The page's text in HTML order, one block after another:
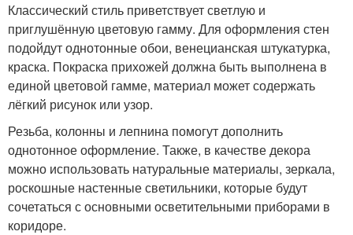
Классический стиль приветствует светлую и
приглушённую цветовую гамму. Для оформления стен
подойдут однотонные обои, венецианская штукатурка,
краска. Покраска прихожей должна быть выполнена в
единой цветовой гамме, материал может содержать
лёгкий рисунок или узор.
Резьба, колонны и лепнина помогут дополнить
однотонное оформление. Также, в качестве декора
можно использовать натуральные материалы, зеркала,
роскошные настенные светильники, которые будут
сочетаться с основными осветительными приборами в
коридоре.